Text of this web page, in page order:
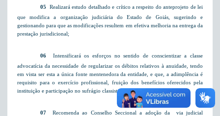
05
 Realizará estudo detalhado e crítico a respeito do anteprojeto de lei
que modifica a organização judiciária do Estado de Goiás, sugerindo e
gestionando para que as modificações resultem em efetiva melhoria na entrega da
prestação jurisdicional;
06  Intensificará os esforços no sentido de conscientizar a classe
advocatícia da necessidade de regularizar os débitos relativos à anuidade, tendo
em vista ser esta a única fonte mentenedora da entidade, e que, a adimplência é
requisito para o exercício profissional, fruição dos benefícios oferecidos pela
instituição e participação no sufrágio classista que se aproxima;
07  Recomenda ao Conselho Seccional a adoção da
via judicial